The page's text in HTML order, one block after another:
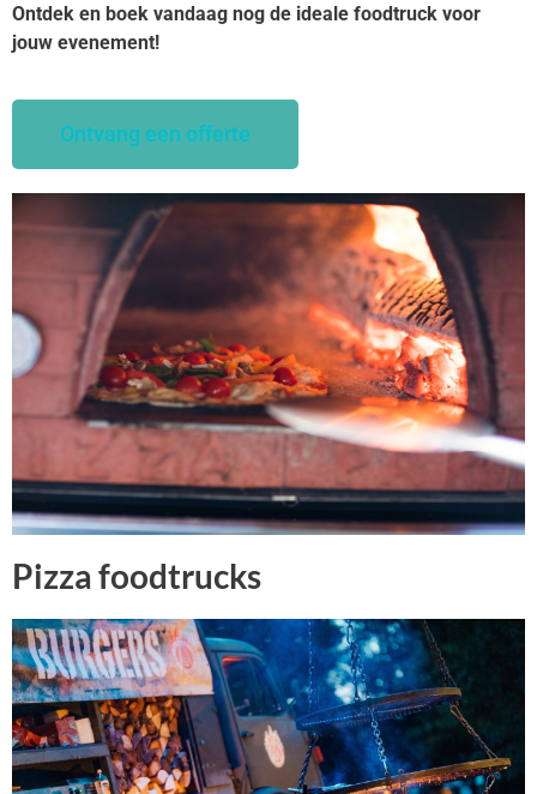
Ontdek en boek vandaag nog de ideale foodtruck voor
jouw evenement!
Ontvang een offerte
Pizza foodtrucks